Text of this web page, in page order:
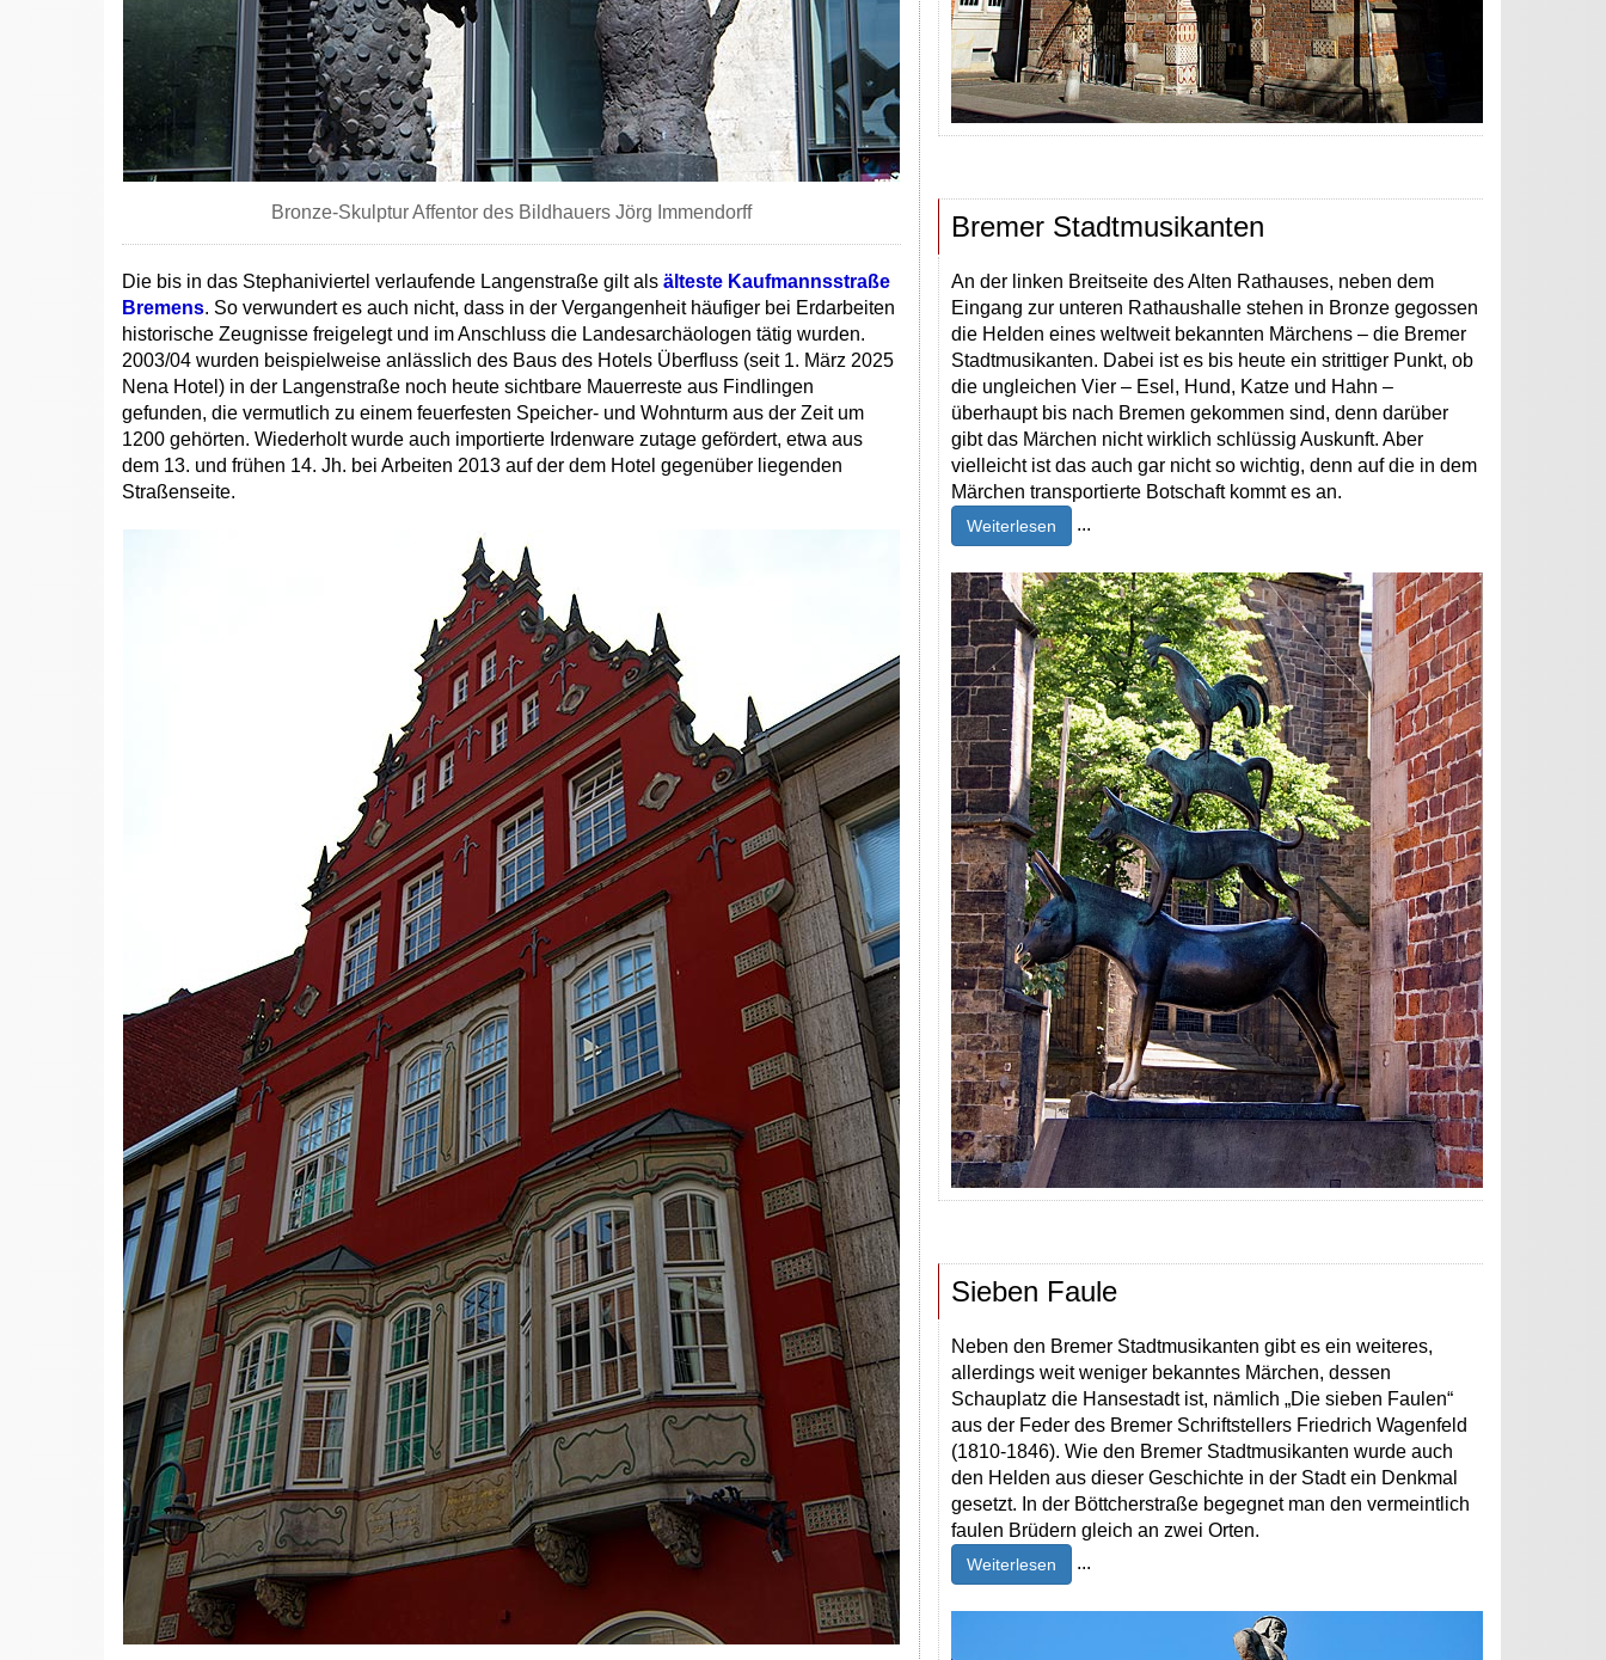
Bronze-Skulptur Affentor des Bildhauers Jörg Immendorff
Die bis in das Stephaniviertel verlaufende Langenstraße gilt als älteste Kaufmannsstraße
Bremens. So verwundert es auch nicht, dass in der Vergangenheit häufiger bei Erdarbeiten
historische Zeugnisse freigelegt und im Anschluss die Landesarchäologen tätig wurden.
2003/04 wurden beispielweise anlässlich des Baus des Hotels Überfluss (seit 1. März 2025
Nena Hotel) in der Langenstraße noch heute sichtbare Mauerreste aus Findlingen
gefunden, die vermutlich zu einem feuerfesten Speicher- und Wohnturm aus der Zeit um
1200 gehörten. Wiederholt wurde auch importierte Irdenware zutage gefördert, etwa aus
dem 13. und frühen 14. Jh. bei Arbeiten 2013 auf der dem Hotel gegenüber liegenden
Straßenseite.
Bremer Stadtmusikanten
An der linken Breitseite des Alten Rathauses, neben dem
Eingang zur unteren Rathaushalle stehen in Bronze gegossen
die Helden eines weltweit bekannten Märchens – die Bremer
Stadtmusikanten. Dabei ist es bis heute ein strittiger Punkt, ob
die ungleichen Vier – Esel, Hund, Katze und Hahn –
überhaupt bis nach Bremen gekommen sind, denn darüber
gibt das Märchen nicht wirklich schlüssig Auskunft. Aber
vielleicht ist das auch gar nicht so wichtig, denn auf die in dem
Märchen transportierte Botschaft kommt es an.
Weiterlesen ...
Sieben Faule
Neben den Bremer Stadtmusikanten gibt es ein weiteres,
allerdings weit weniger bekanntes Märchen, dessen
Schauplatz die Hansestadt ist, nämlich „Die sieben Faulen“
aus der Feder des Bremer Schriftstellers Friedrich Wagenfeld
(1810-1846). Wie den Bremer Stadtmusikanten wurde auch
den Helden aus dieser Geschichte in der Stadt ein Denkmal
gesetzt. In der Böttcherstraße begegnet man den vermeintlich
faulen Brüdern gleich an zwei Orten.
Weiterlesen ...